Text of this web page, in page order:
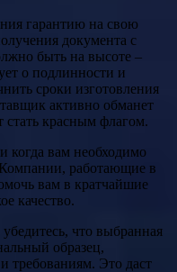
гарантию на свою
документа с
быть на высоте –
о подлинности и
сроки изготовления
активно обманет
стать красным флагом.
когда вам необходимо
работающие в
вам в кратчайшие
качество.
что выбранная
образец,
требованиям. Это даст